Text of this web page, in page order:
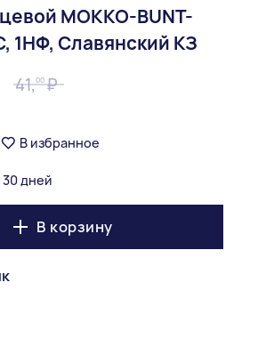
МОККО-BUNT-
1НФ, Славянский КЗ
41,00
В избранное
дней
В корзину